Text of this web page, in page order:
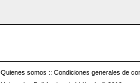
Quienes somos :: Condiciones generales de